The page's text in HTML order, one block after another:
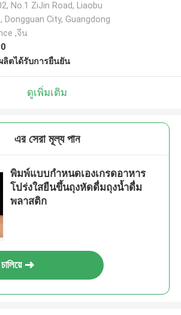
No.1 ZiJin Road, Liaobu
Dongguan City, Guangdong
,จีน
ลิตได้รับการยืนยัน
ดูเพิ่มเติม
এর সেরা মূল্য পান
พิมพ์แบบกำหนดเองเกรดอาหาร
โปร่งใสยืนขึ้นถุงหัดดื่มถุงน้ำดื่ม
พลาสติก
চালিয়ে